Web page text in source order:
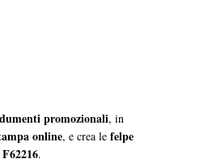
promozionali, in
online, e crea le felpe
F62216.